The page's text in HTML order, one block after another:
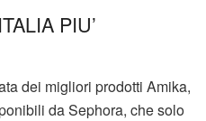
PIU’
dei migliori prodotti Amika,
da Sephora, che solo